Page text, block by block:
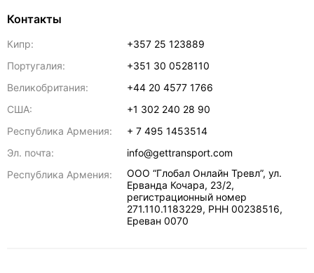
Контакты
Кипр:
+357 25 123889
Португалия:
+351 30 0528110
Великобритания:
+44 20 4577 1766
США:
+1 302 240 28 90
Республика Армения:
+ 7 495 1453514
Эл. почта:
info@gettransport.com
Республика Армения:
ООО “Глобал Онлайн Тревл”, ул.
Ерванда Кочара, 23/2,
регистрационный номер
271.110.1183229, РНН 00238516,
Ереван 0070